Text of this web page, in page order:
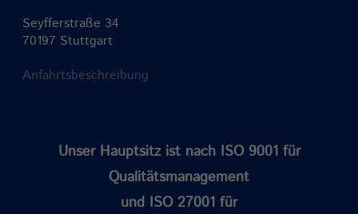
Seyfferstraße 34
70197 Stuttgart
Anfahrtsbeschreibung
Unser Hauptsitz ist nach ISO 9001 für
Qualitätsmanagement
und ISO 27001 für